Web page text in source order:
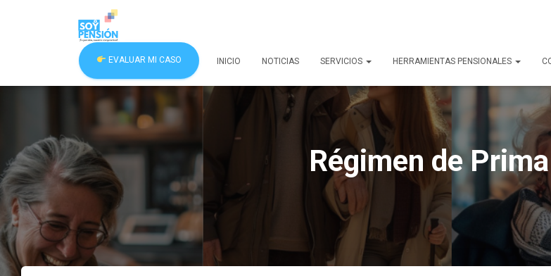
EVALUAR MI CASO INICIO NOTICIAS SERVICIOS HERRAMIENTAS PENSIONALES
Régimen de